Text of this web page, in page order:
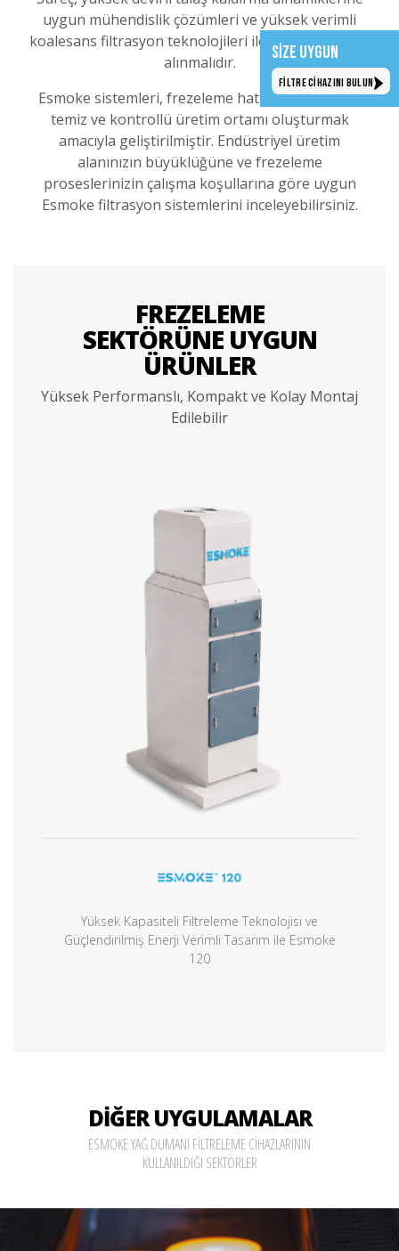
uygun mühendislik çözümleri ve yüksek verimli
koalesans filtrasyon teknolojileri ile kaynağında ele
alınmalıdır.
Esmoke sistemleri, frezeleme hatlarında güvenli,
temiz ve kontrollü üretim ortamı oluşturmak
amacıyla geliştirilmiştir. Endüstriyel üretim
alanınızın büyüklüğüne ve frezeleme
proseslerinizin çalışma koşullarına göre uygun
Esmoke filtrasyon sistemlerini inceleyebilirsiniz.
FREZELEME
SEKTÖRÜNE UYGUN
ÜRÜNLER
Yüksek Performanslı, Kompakt ve Kolay Montaj
Edilebilir
Yüksek Kapasiteli Filtreleme Teknolojisi ve
Güçlendirilmiş Enerji Verimli Tasarım ile Esmoke
120
DİĞER UYGULAMALAR
ESMOKE YAĞ DUMANI FİLTRELEME CİHAZLARININ
KULLANILDIĞI SEKTÖRLER
SİZE UYGUN
FİLTRE CİHAZINI BULUN